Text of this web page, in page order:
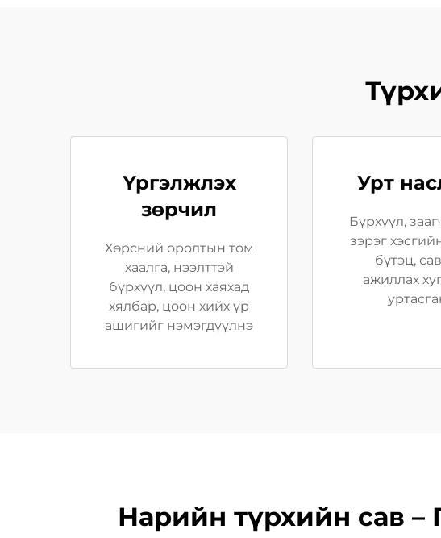
Үргэлжлэх
зөрчил
Хөрсний оролтын том
хаалга, нээлттэй
бүрхүүл, цоон хаяхад
хялбар, цоон хийх үр
ашигийг нэмэгдүүлнэ
Урт
Бүрхүүл,
зэрэг
бүтэц,
ажиллах
Нарийн түрхийн сав –